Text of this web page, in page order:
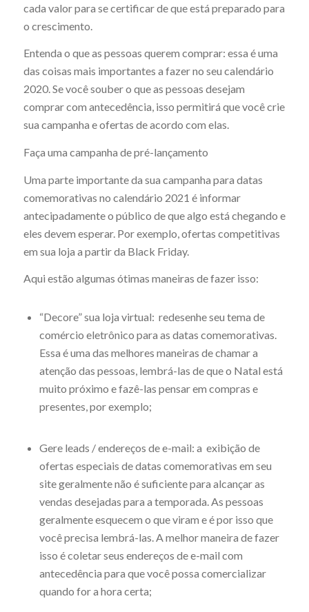
cada valor para se certificar de que está preparado para
o crescimento.
Entenda o que as pessoas querem comprar: essa é uma
das coisas mais importantes a fazer no seu calendário
2020. Se você souber o que as pessoas desejam
comprar com antecedência, isso permitirá que você crie
sua campanha e ofertas de acordo com elas.
Faça uma campanha de pré-lançamento
Uma parte importante da sua campanha para datas
comemorativas no calendário 2021 é informar
antecipadamente o público de que algo está chegando e
eles devem esperar. Por exemplo, ofertas competitivas
em sua loja a partir da Black Friday.
Aqui estão algumas ótimas maneiras de fazer isso:
“Decore” sua loja virtual: redesenhe seu tema de
comércio eletrônico para as datas comemorativas.
Essa é uma das melhores maneiras de chamar a
atenção das pessoas, lembrá-las de que o Natal está
muito próximo e fazê-las pensar em compras e
presentes, por exemplo;
Gere leads / endereços de e-mail: a exibição de
ofertas especiais de datas comemorativas em seu
site geralmente não é suficiente para alcançar as
vendas desejadas para a temporada. As pessoas
geralmente esquecem o que viram e é por isso que
você precisa lembrá-las. A melhor maneira de fazer
isso é coletar seus endereços de e-mail com
antecedência para que você possa comercializar
quando for a hora certa;